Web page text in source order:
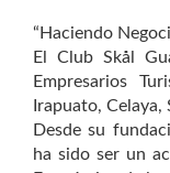
“Haciendo
El Club Skål
Empresarios
Irapuato,
Desde su
ha sido ser un